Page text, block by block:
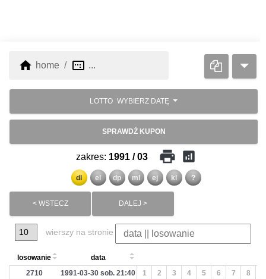
home home image_aspect_ratio ...
LOTTO WYBIERZ DATĘ
SPRAWDŹ KUPON
zakres: 1991 / 03 print analytics
dl el dp ml ej kl ?
< WSTECZ DALEJ >
wierszy na stronie
losowanie
data
2710
1991-03-30 sob. 21:40 1 2 3 4 5 6 7 8